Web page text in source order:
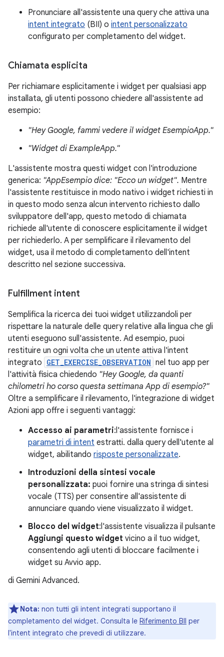
Pronunciare all'assistente una query che attiva una
intent integrato (BII) o intent personalizzato
configurato per completamento del widget.
Chiamata esplicita
Per richiamare esplicitamente i widget per qualsiasi app
installata, gli utenti possono chiedere all'assistente ad
esempio:
"Hey Google, fammi vedere il widget EsempioApp."
"Widget di ExampleApp."
L'assistente mostra questi widget con l'introduzione
generica: "AppEsempio dice: "Ecco un widget". Mentre
l'assistente restituisce in modo nativo i widget richiesti in
in questo modo senza alcun intervento richiesto dallo
sviluppatore dell'app, questo metodo di chiamata
richiede all'utente di conoscere esplicitamente il widget
per richiederlo. A per semplificare il rilevamento del
widget, usa il metodo di completamento dell'intent
descritto nel sezione successiva.
Fulfillment intent
Semplifica la ricerca dei tuoi widget utilizzandoli per
rispettare la naturale delle query relative alla lingua che gli
utenti eseguono sull'assistente. Ad esempio, puoi
restituire un ogni volta che un utente attiva l'intent
integrato GET_EXERCISE_OBSERVATION nel tuo app per
l'attività fisica chiedendo "Hey Google, da quanti
chilometri ho corso questa settimana App di esempio?"
Oltre a semplificare il rilevamento, l'integrazione di widget
Azioni app offre i seguenti vantaggi:
Accesso ai parametri:l'assistente fornisce i
parametri di intent estratti. dalla query dell'utente al
widget, abilitando risposte personalizzate.
Introduzioni della sintesi vocale
personalizzata: puoi fornire una stringa di sintesi
vocale (TTS) per consentire all'assistente di
annunciare quando viene visualizzato il widget.
Blocco del widget:l'assistente visualizza il pulsante
Aggiungi questo widget vicino a il tuo widget,
consentendo agli utenti di bloccare facilmente i
widget su Avvio app.
di Gemini Advanced.
Nota: non tutti gli intent integrati supportano il
completamento del widget. Consulta le Riferimento BII per
l'intent integrato che prevedi di utilizzare.